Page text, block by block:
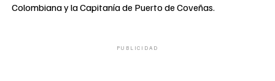
Colombiana y la Capitanía de Puerto de Coveñas.
PUBLICIDAD